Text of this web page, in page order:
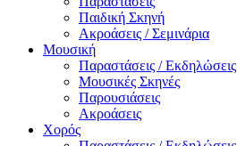
Παιδική Σκηνή
Ακροάσεις / Σεμινάρια
Μουσική
Παραστάσεις / Εκδηλώσεις
Μουσικές Σκηνές
Παρουσιάσεις
Ακροάσεις
Χορός